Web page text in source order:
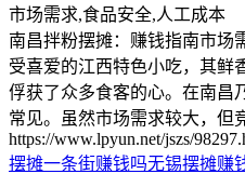
市场需求,食品安全,人工成本
南昌拌粉摆摊：赚钱指南市场
受喜爱的江西特色小吃，其鲜
俘获了众多食客的心。在南昌
常见。虽然市场需求较大，但
https://www.lpyun.net/jszs/
摆摊一条街赚钱吗无锡摆摊赚